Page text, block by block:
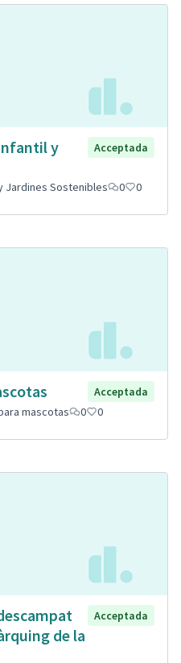
y
Acceptada
Jardines Sostenibles 0 0
Acceptada
mascotas 0 0
de la
Acceptada